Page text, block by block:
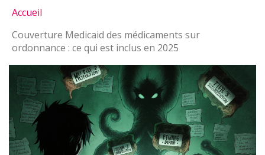
Accueil
Couverture Medicaid des médicaments sur
ordonnance : ce qui est inclus en 2025